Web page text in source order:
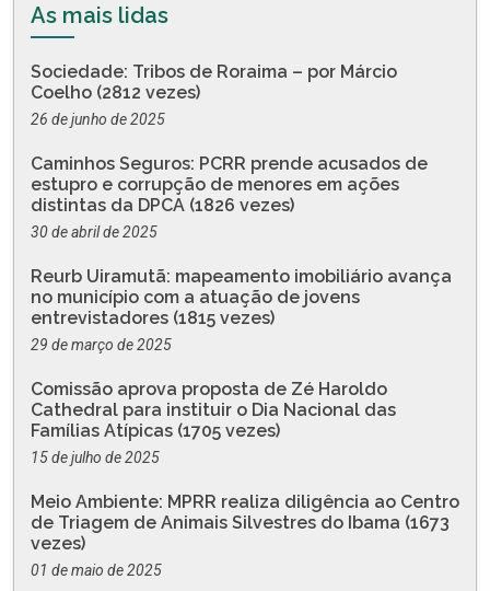
As mais lidas
Sociedade: Tribos de Roraima – por Márcio
Coelho (2812 vezes)
26 de junho de 2025
Caminhos Seguros: PCRR prende acusados de
estupro e corrupção de menores em ações
distintas da DPCA (1826 vezes)
30 de abril de 2025
Reurb Uiramutã: mapeamento imobiliário avança
no município com a atuação de jovens
entrevistadores (1815 vezes)
29 de março de 2025
Comissão aprova proposta de Zé Haroldo
Cathedral para instituir o Dia Nacional das
Famílias Atípicas (1705 vezes)
15 de julho de 2025
Meio Ambiente: MPRR realiza diligência ao Centro
de Triagem de Animais Silvestres do Ibama (1673
vezes)
01 de maio de 2025